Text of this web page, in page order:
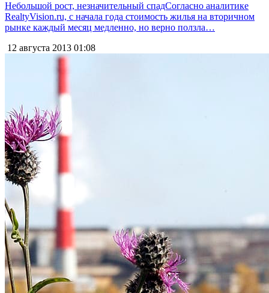
Небольшой рост, незначительный спадСогласно аналитике
RealtyVision.ru, с начала года стоимость жилья на вторичном
рынке каждый месяц медленно, но верно ползла…
12 августа 2013 01:08